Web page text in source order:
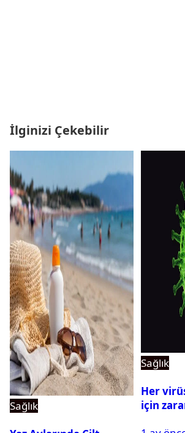
İlginizi Çekebilir
Sağlık
Sağlık
Her
için